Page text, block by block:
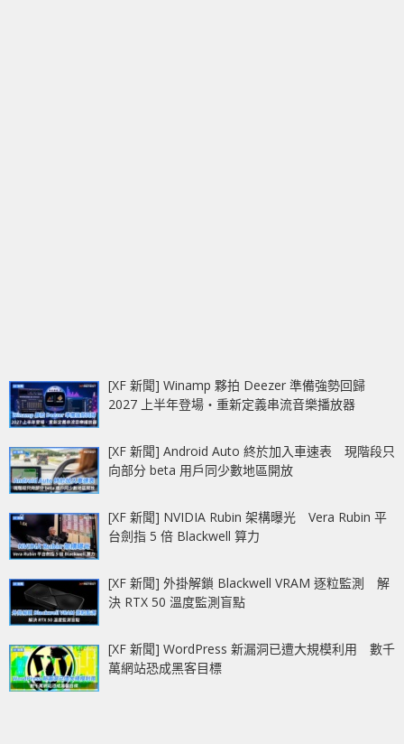
[XF 新聞] Winamp 夥拍 Deezer 準備強勢回歸
2027 上半年登場‧重新定義串流音樂播放器
[XF 新聞] Android Auto 終於加入車速表 現階段只
向部分 beta 用戶同少數地區開放
[XF 新聞] NVIDIA Rubin 架構曝光 Vera Rubin 平
台劍指 5 倍 Blackwell 算力
[XF 新聞] 外掛解鎖 Blackwell VRAM 逐粒監測 解
決 RTX 50 溫度監測盲點
[XF 新聞] WordPress 新漏洞已遭大規模利用 數千
萬網站恐成黑客目標